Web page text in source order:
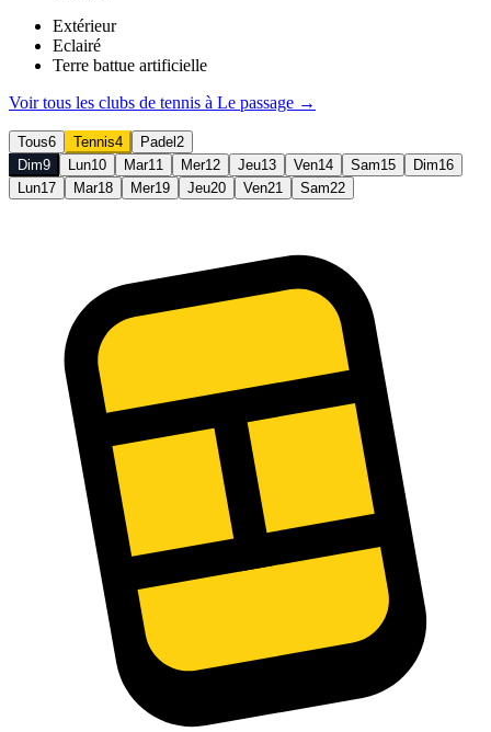
Extérieur
Eclairé
Terre battue artificielle
Voir tous les clubs de tennis à Le passage →
Tous6 Tennis4 Padel 2
Dim9 Lun10 Mar11 Mer12 Jeu13 Ven14 Sam15 Dim16
Lun17 Mar18 Mer19 Jeu20 Ven21 Sam22